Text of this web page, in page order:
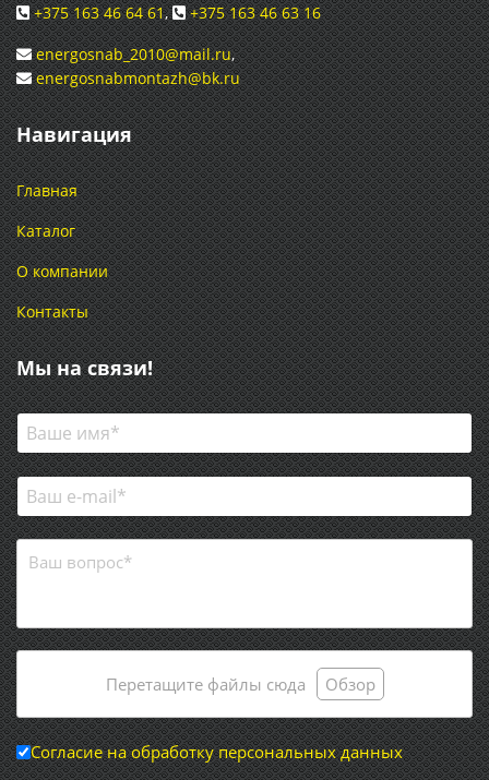
+375 163 46 64 61,
+375 163 46 63 16
energosnab_2010@mail.ru,
energosnabmontazh@bk.ru
Навигация
Главная
Каталог
О компании
Контакты
Мы на связи!
Перетащите файлы сюда Обзор
Согласие на обработку персональных данных